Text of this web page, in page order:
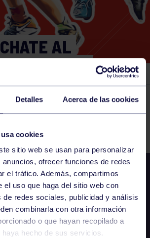
Detalles Acerca de las cookies
cookies
sitio web se usan para personalizar
ofrecer funciones de redes
el tráfico. Además, compartimos
el uso que haga del sitio web con
de redes sociales, publicidad y análisis
combinarla con otra información
o que hayan recopilado a
haya hecho de sus servicios.
AL
– PELOTA